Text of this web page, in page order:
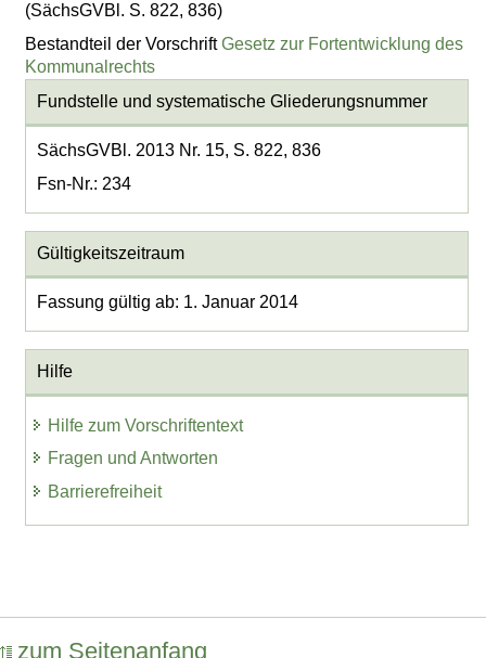
(SächsGVBl. S. 822, 836)
Bestandteil der VorschriftGesetz zur Fortentwicklung des
Kommunalrechts
Fundstelle und systematische Gliederungsnummer
SächsGVBl. 2013 Nr. 15, S. 822, 836
Fsn-Nr.: 234
Gültigkeitszeitraum
Fassung gültig ab: 1. Januar 2014
Hilfe
Hilfe zum Vorschriftentext
Fragen und Antworten
Barrierefreiheit
zum Seitenanfang